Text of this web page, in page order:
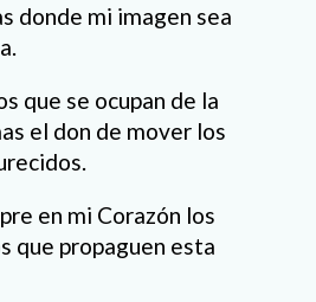
donde mi imagen sea
que se ocupan de la
el don de mover los
en mi Corazón los
que propaguen esta